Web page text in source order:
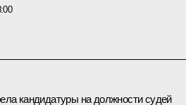
кандидатуры на должности судей